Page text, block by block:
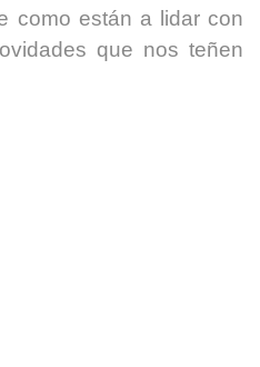
como están a lidar con
que nos teñen